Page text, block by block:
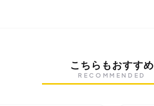
こちらもおすすめ
RECOMMENDED